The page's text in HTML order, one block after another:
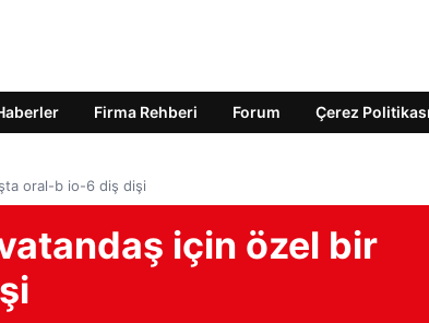
Firma Rehberi Forum Çerez Politikası
oral-b io-6 diş dişi
için özel bir